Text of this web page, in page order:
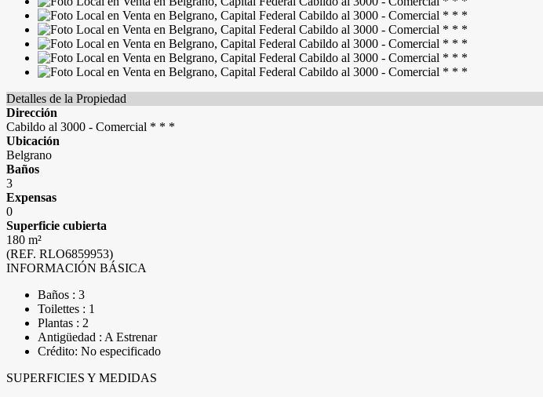
Detalles de la Propiedad
Dirección
Cabildo al 3000 - Comercial * * *
Ubicación
Belgrano
Baños
3
Expensas
0
Superficie cubierta
180 m²
(REF. RLO6859953)
INFORMACIÓN BÁSICA
Baños : 3
Toilettes : 1
Plantas : 2
Antigüedad : A Estrenar
Crédito: No especificado
SUPERFICIES Y MEDIDAS